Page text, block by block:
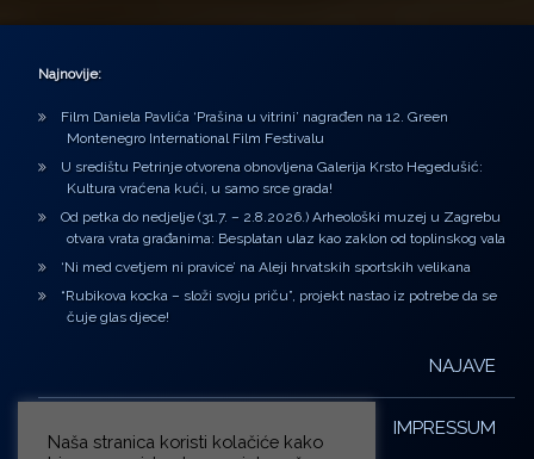
Najnovije:
Film Daniela Pavlića ‘Prašina u vitrini’ nagrađen na 12. Green
Montenegro International Film Festivalu
U središtu Petrinje otvorena obnovljena Galerija Krsto Hegedušić:
Kultura vraćena kući, u samo srce grada!
Od petka do nedjelje (31.7. – 2.8.2026.) Arheološki muzej u Zagrebu
otvara vrata građanima: Besplatan ulaz kao zaklon od toplinskog vala
‘Ni med cvetjem ni pravice’ na Aleji hrvatskih sportskih velikana
“Rubikova kocka – složi svoju priču”, projekt nastao iz potrebe da se
čuje glas djece!
NAJAVE
IMPRESSUM
Naša stranica koristi kolačiće kako